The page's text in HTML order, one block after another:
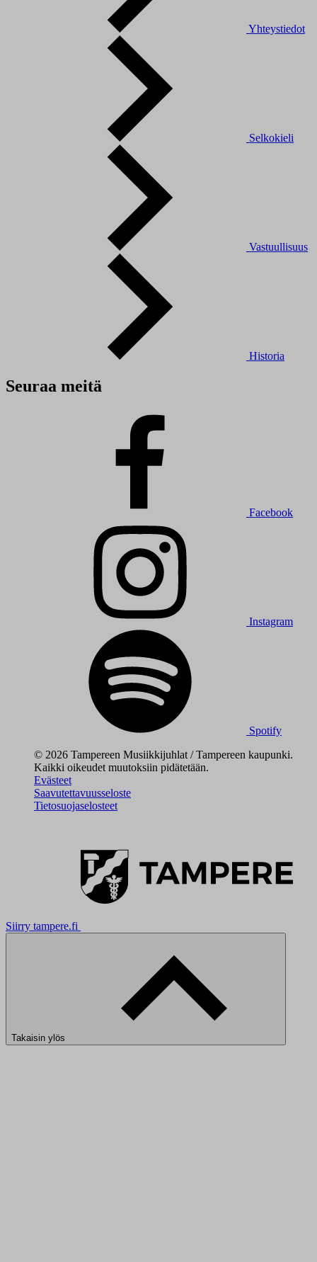
Yhteystiedot
Selkokieli
Vastuullisuus
Historia
Seuraa meitä
Facebook
Instagram
Spotify
© 2026 Tampereen Musiikkijuhlat / Tampereen kaupunki.
Kaikki oikeudet muutoksiin pidätetään.
Evästeet
Saavutettavuusseloste
Tietosuojaselosteet
Siirry tampere.fi
Takaisin ylös